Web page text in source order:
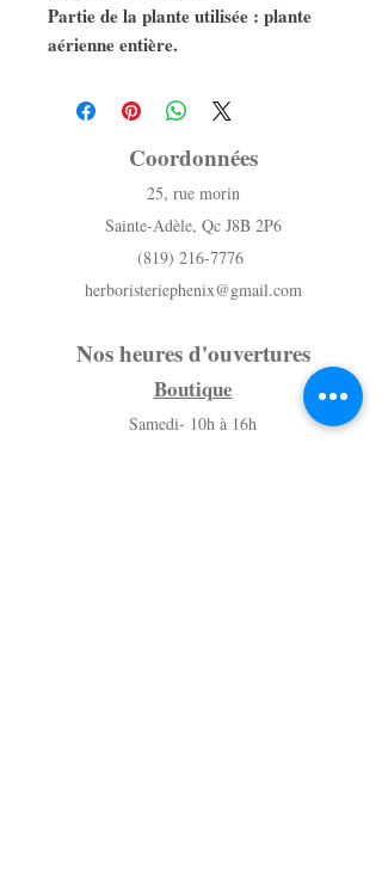
Partie de la plante utilisée : plante
aérienne entière.
Coordonnées
25, rue morin
Sainte-Adèle, Qc J8B 2P6
(819) 216-7776
herboristeriephenix@gmail.com
Nos heures d'ouvertures
Boutique
Samedi- 10h à 16h